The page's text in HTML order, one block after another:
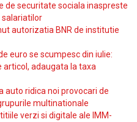
de securitate sociala inaspreste
autorizatia BNR de institutie
euro se scumpesc din iulie:
articol, adaugata la taxa
auto ridica noi provocari de
multinationale
verzi si digitale ale IMM-